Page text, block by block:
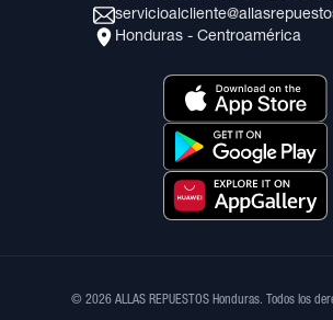
Honduras - Centroamérica
© 2026 ALLAS REPUESTOS Honduras. Todos los